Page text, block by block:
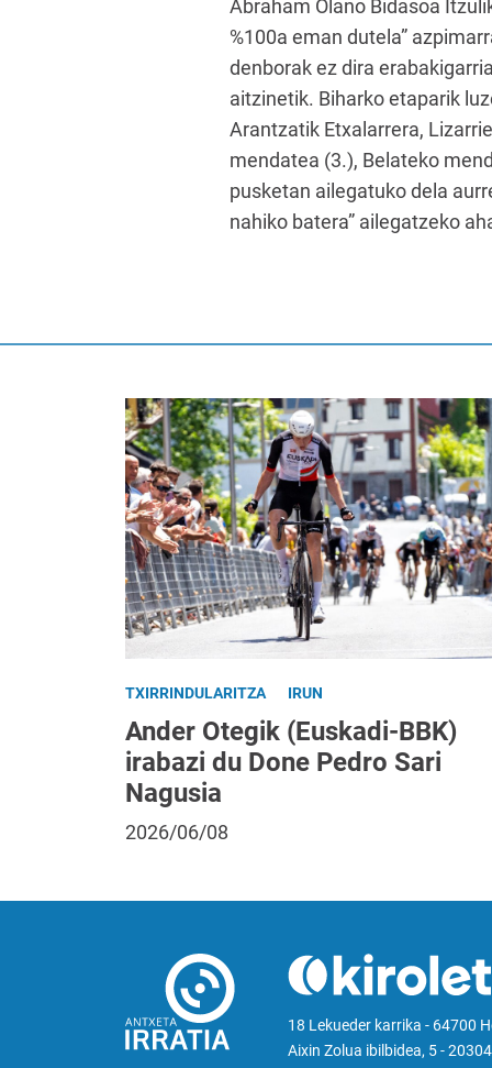
Abraham Olano Bidasoa
%100a eman dutela”
denborak ez dira
aitzinetik. Biharko etaparik
Arantzatik Etxalarrera,
mendatea (3.), Belateko
pusketan ailegatuko dela
nahiko batera” ailegatzeko
TXIRRINDULARITZA IRUN
Ander Otegik (Euskadi-BBK)
irabazi du Done Pedro Sari
Nagusia
2026/06/08
18 Lekueder karrika - 64700
Aixin Zolua ibilbidea, 5 -